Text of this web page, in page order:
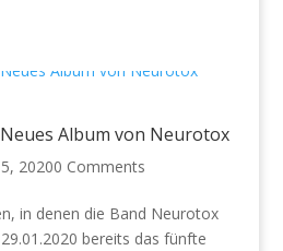
Neues Album von Neurotox
20200 Comments
in denen die Band Neurotox
bereits das fünfte